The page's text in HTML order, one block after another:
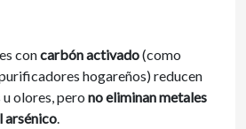
concarbón activado(como
hogareños) reducen
olores, pero no eliminan metales
arsénico.